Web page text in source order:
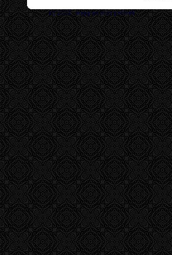
(c) 2011, nogg.se &